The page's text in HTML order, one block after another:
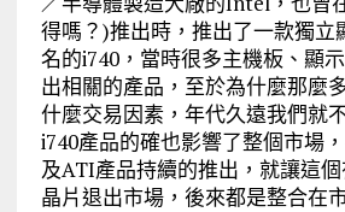
得嗎？)推出時，推出了一款獨立
名的i740，當時很多主機板、顯
出相關的產品，至於為什麼那麼
什麼交易因素，年代久遠我們就
i740產品的確也影響了整個市場
及ATI產品持續的推出，就讓這
晶片退出市場，後來都是整合在